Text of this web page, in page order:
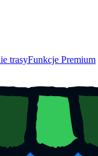
trasyFunkcje Premium